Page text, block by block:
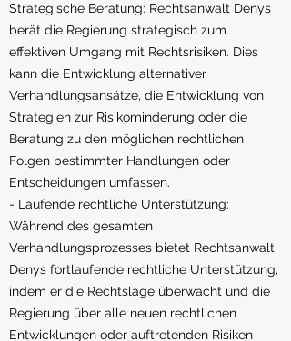
Strategische Beratung: Rechtsanwalt Denys
berät die Regierung strategisch zum
effektiven Umgang mit Rechtsrisiken. Dies
kann die Entwicklung alternativer
Verhandlungsansätze, die Entwicklung von
Strategien zur Risikominderung oder die
Beratung zu den möglichen rechtlichen
Folgen bestimmter Handlungen oder
Entscheidungen umfassen.
- Laufende rechtliche Unterstützung:
Während des gesamten
Verhandlungsprozesses bietet Rechtsanwalt
Denys fortlaufende rechtliche Unterstützung,
indem er die Rechtslage überwacht und die
Regierung über alle neuen rechtlichen
Entwicklungen oder auftretenden Risiken